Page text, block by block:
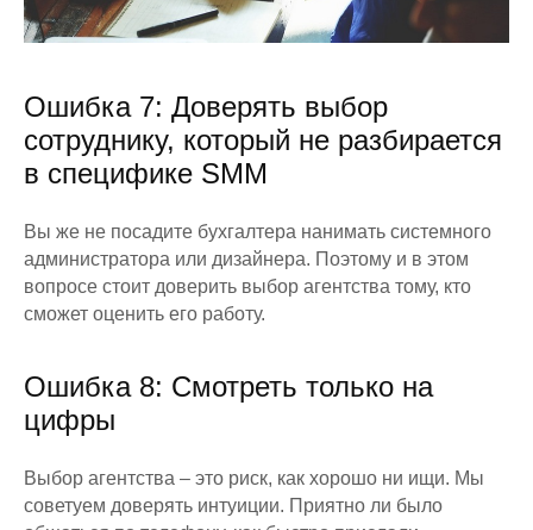
Ошибка 7: Доверять выбор
сотруднику, который не разбирается
в специфике SMM
Вы же не посадите бухгалтера нанимать системного
администратора или дизайнера. Поэтому и в этом
вопросе стоит доверить выбор агентства тому, кто
сможет оценить его работу.
Ошибка 8: Смотреть только на
цифры
Выбор агентства – это риск, как хорошо ни ищи. Мы
советуем доверять интуиции. Приятно ли было